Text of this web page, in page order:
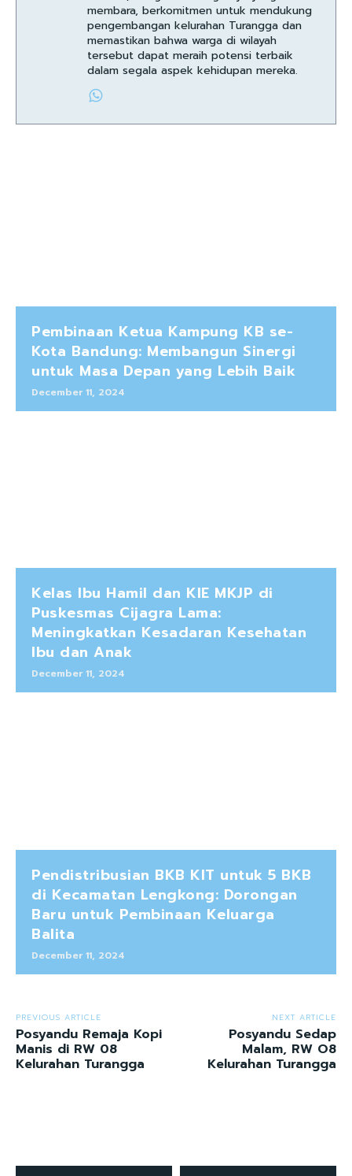
membara, berkomitmen untuk mendukung
pengembangan kelurahan Turangga dan
memastikan bahwa warga di wilayah
tersebut dapat meraih potensi terbaik
dalam segala aspek kehidupan mereka.
Pembinaan Ketua Kampung KB se-
Kota Bandung: Membangun Sinergi
untuk Masa Depan yang Lebih Baik
December 11, 2024
Kelas Ibu Hamil dan KIE MKJP di
Puskesmas Cijagra Lama:
Meningkatkan Kesadaran Kesehatan
Ibu dan Anak
December 11, 2024
Pendistribusian BKB KIT untuk 5 BKB
di Kecamatan Lengkong: Dorongan
Baru untuk Pembinaan Keluarga
Balita
December 11, 2024
PREVIOUS ARTICLE
Posyandu Remaja Kopi
Manis di RW 08
Kelurahan Turangga
NEXT ARTICLE
Posyandu Sedap
Malam, RW O8
Kelurahan Turangga